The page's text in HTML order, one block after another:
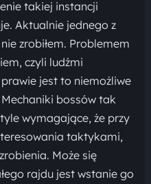
takiej instancji
Aktualnie jednego z
zrobiłem. Problemem
czyli ludźmi
jest to niemożliwe
bossów tak
wymagające, że przy
taktykami,
Może się
rajdu jest wstanie go